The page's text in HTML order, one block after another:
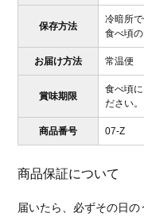
保存方法
冷暗所
食べ頃
お届け方法 常温便
賞味期限
食べ頃
ださい。
商品番号 07-Z
商品保証について
届いたら、必ずその日